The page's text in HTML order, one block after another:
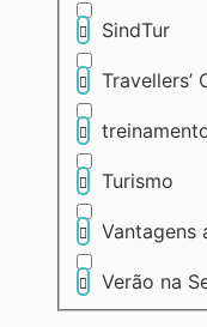
SindTur
Travellers’
Turismo
Vantagens
Verão na